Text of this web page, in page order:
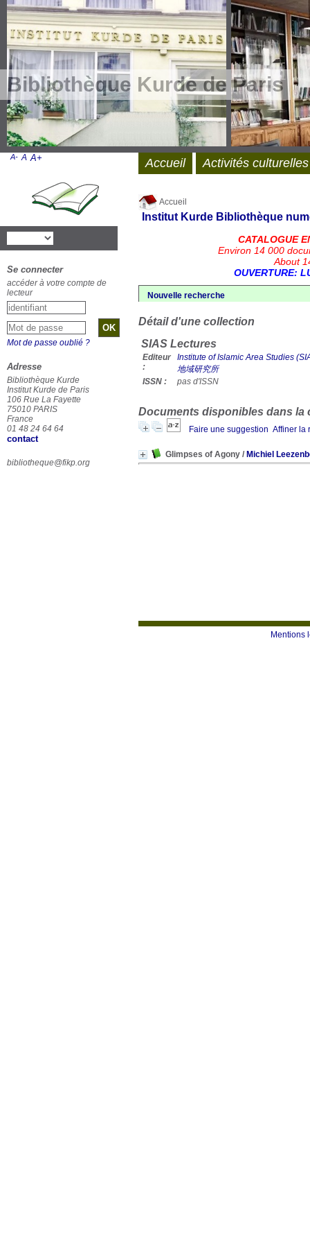
Bibliothèque Kurde de Paris
Accueil
Institut Kurde Bibliothèque
CATALOGUE
Environ 14 000
About
OUVERTURE:
Nouvelle recherche
Détail d'une collection
SIAS Lectures
Editeur
:
Institute of Islamic Area Studies
地域研究所
ISSN :
pas d'ISSN
Documents disponibles dans la
Faire une suggestion Affiner la
Glimpses of Agony / Michiel
Mentions
Accueil Activités culturelles
A- A A+
Se connecter
accéder à votre compte de
lecteur
Mot de passe oublié ?
Adresse
Bibliothèque Kurde
Institut Kurde de Paris
106 Rue La Fayette
75010 PARIS
France
01 48 24 64 64
contact
bibliotheque@fikp.org